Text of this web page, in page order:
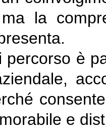
ma la
percorso è
e